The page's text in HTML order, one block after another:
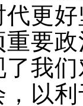
更
要
我
以